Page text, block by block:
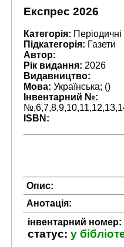
Експрес 2026
Категорія:
Підкатегорія: Газети
Автор:
Рік видання: 2026
Видавництво:
Мова: Українська; ()
Інвентарний №:
ISBN:
Опис:
Анотація:
інвентарний номер:
статус: у